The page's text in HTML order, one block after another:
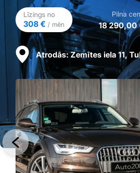
Līzings no
308 € / mēn
Pilna
18 290,00
Atrodās:Zemītes iela 11,